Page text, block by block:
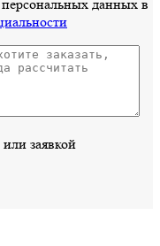
данных в
заявкой